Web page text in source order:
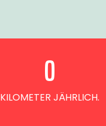
KILOMETER JÄHRLICH.
0